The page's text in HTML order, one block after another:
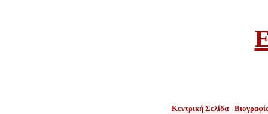
Κεντρική Σελίδα -